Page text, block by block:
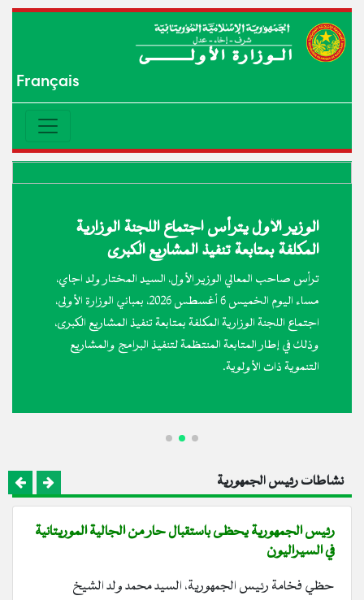
Français
الوزير الأول يترأس اجتماع اللجنة الوزارية
المكلفة بمتابعة تنفيذ المشاريع الكبرى
ترأس صاحب المعالي الوزير الأول، السيد المختار ولد اجاي،
مساء اليوم الخميس 6 أغسطس 2026، بمباني الوزارة الأولى،
اجتماع اللجنة الوزارية المكلفة بمتابعة تنفيذ المشاريع الكبرى،
وذلك في إطار المتابعة المنتظمة لتنفيذ البرامج والمشاريع
التنموية ذات الأولوية.
نشاطات رئيس الجمهورية
رئيس الجمهورية يحظى باستقبال حار من الجالية الموريتانية
في السيراليون
حظي فخامة رئيس الجمهورية، السيد محمد ولد الشيخ